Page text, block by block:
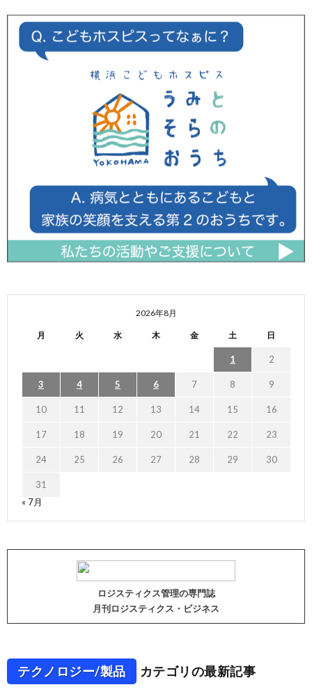
2026年8月
月 火 水 木 金 土 日
1 2
3 4 5 6 7 8 9
10 11 12 13 14 15 16
17 18 19 20 21 22 23
24 25 26 27 28 29 30
31
« 7月
ロジスティクス管理の専門誌
月刊ロジスティクス・ビジネス
テクノロジー/製品 カテゴリの最新記事